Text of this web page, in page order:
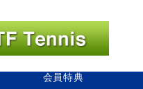
会員特典